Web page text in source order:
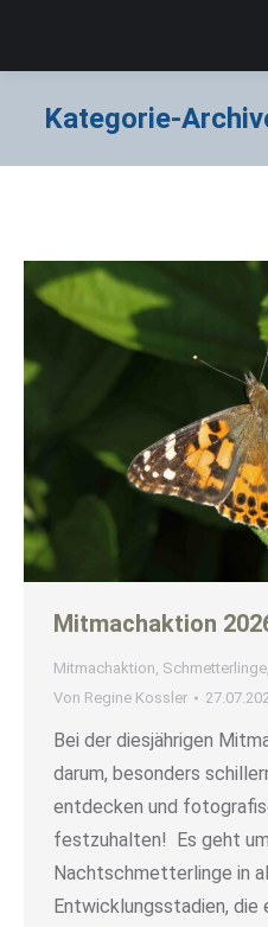
Kategorie-
Mitmachaktion
Mitmachaktion, Schmetterlinge
Von Regine Kossler
Bei der diesjährigen
darum, besonders
entdecken und
festzuhalten! Es geht
Nachtschmetterlinge in
Entwicklungsstadien, die